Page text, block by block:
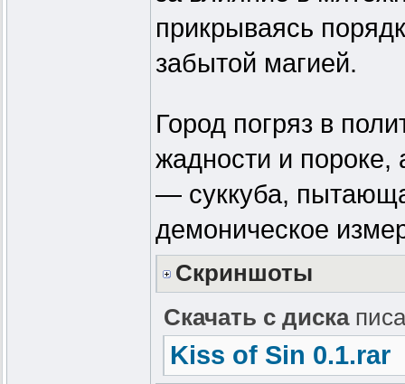
прикрываясь
забытой магией.
Город погряз в
жадности и пороке,
— суккуба,
демоническое
Скриншоты
Скачать с диска
Kiss of Sin 0.1.rar